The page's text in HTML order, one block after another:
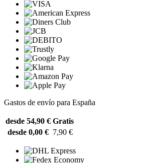
Gastos de envío para España
desde 54,90 € Gratis
desde 0,00 € 7,90 €